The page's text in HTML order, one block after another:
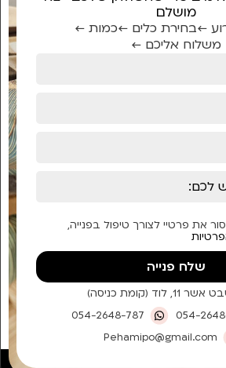
מושלם
←בחירת כלים ←כמות ←
משלוח אליכם ←
את פרטיי לצורך טיפול בפנייה,
שלח פנייה
11, לוד (קומת כניסה)
054-
054-2648-787
Pehamipo@gmail.com